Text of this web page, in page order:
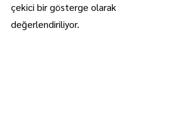
çekici bir gösterge olarak
değerlendiriliyor.